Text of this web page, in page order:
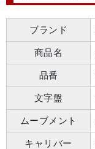
ブランド
商品名
品番
文字盤
ムーブメント
キャリバー